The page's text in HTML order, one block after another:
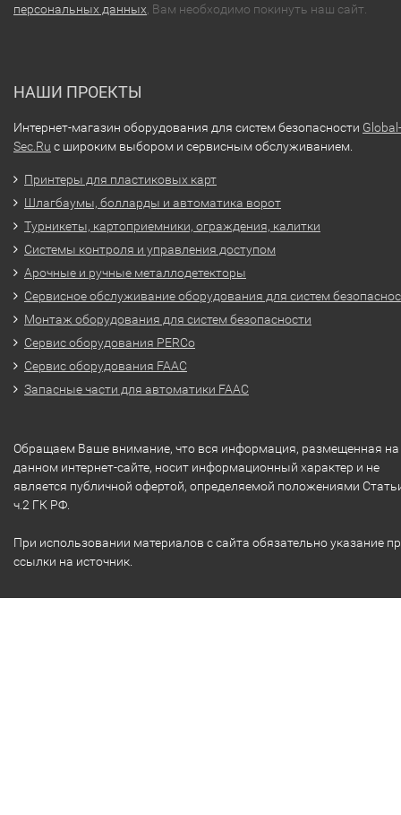
персональных данных , Вам необходимо покинуть наш сайт.
НАШИ ПРОЕКТЫ
Интернет-магазин оборудования для систем безопасности Global-
Sec.Ru с широким выбором и сервисным обслуживанием.
Принтеры для пластиковых карт
Шлагбаумы, болларды и автоматика ворот
Турникеты, картоприемники, ограждения, калитки
Системы контроля и управления доступом
Арочные и ручные металлодетекторы
Сервисное обслуживание оборудования для систем
Монтаж оборудования для систем безопасности
Сервис оборудования PERCo
Сервис оборудования FAAC
Запасные части для автоматики FAAC
Обращаем Ваше внимание, что вся информация, размещенная на
данном интернет-сайте, носит информационный характер и не
является публичной офертой, определяемой положениями
ч.2 ГК РФ.
При использовании материалов с сайта обязательно указание
ссылки на источник.